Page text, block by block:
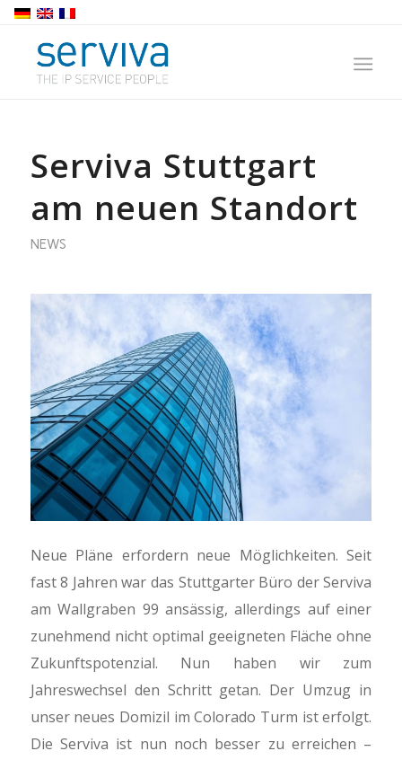
Serviva Stuttgart
am neuen Standort
NEWS
Neue Pläne erfordern neue Möglichkeiten. Seit
fast 8 Jahren war das Stuttgarter Büro der Serviva
am Wallgraben 99 ansässig, allerdings auf einer
zunehmend nicht optimal geeigneten Fläche ohne
Zukunftspotenzial. Nun haben wir zum
Jahreswechsel den Schritt getan. Der Umzug in
unser neues Domizil im Colorado Turm ist erfolgt.
Die Serviva ist nun noch besser zu erreichen –